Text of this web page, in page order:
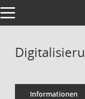
Toggle navigation
Informationen